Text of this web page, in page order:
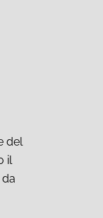
del
il